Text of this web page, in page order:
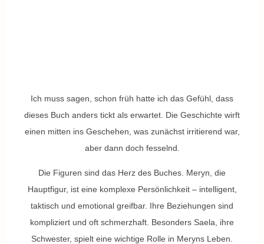
Ich muss sagen, schon früh hatte ich das Gefühl, dass
dieses Buch anders tickt als erwartet. Die Geschichte wirft
einen mitten ins Geschehen, was zunächst irritierend war,
aber dann doch fesselnd.
Die Figuren sind das Herz des Buches. Meryn, die
Hauptfigur, ist eine komplexe Persönlichkeit – intelligent,
taktisch und emotional greifbar. Ihre Beziehungen sind
kompliziert und oft schmerzhaft. Besonders Saela, ihre
Schwester, spielt eine wichtige Rolle in Meryns Leben.